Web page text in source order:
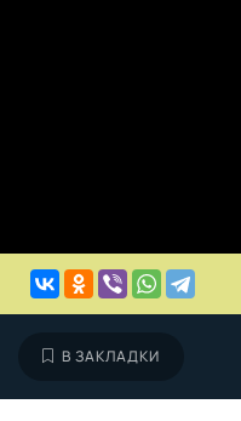
В ЗАКЛАДКИ